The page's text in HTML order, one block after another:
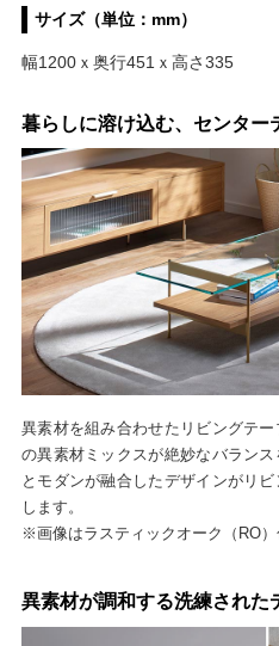
サイズ（単位：mm）
幅1200ｘ奥行451ｘ高さ335
暮らしに溶け込む、センター
異素材を組み合わせたリビングテ
の異素材ミックスが絶妙なバラン
とモダンが融合したデザインがリ
します。
※画像はラスティックオーク（RO）
異素材が調和する洗練された